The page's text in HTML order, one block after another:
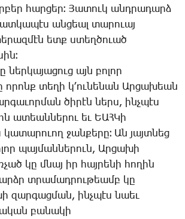
հար­ցեր։ ­Յա­տուկ անդ­րա­դարձ
ան­ցեալ տա­րո­ւայ
ետք ստեղ­ծո­ւած
այն բո­լոր
ո­րոնք տե­ղի կ­՚ու­նե­նան Ար­ցա­խեան
ծի­րէն ներս, ինչ­պէս
ա­տեան­նե­րու եւ ԵԱՀ­Կի
կա­տա­րո­ւող ջան­քե­րը։ Ան յայտ­նեց
պայ­ման­նե­րուն, Ար­ցա­խի
կը մնայ իր հայ­րե­նի հո­ղին
տրա­մադ­րու­թեամբ կը
զար­գաց­ման, ինչ­պէս նաեւ
բա­նա­կի